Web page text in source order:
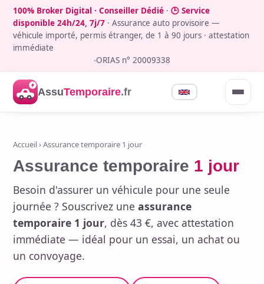
100% Broker Digital · Conseiller Dédié · 🕒 Service
disponible 24h/24, 7j/7 · Assurance auto provisoire —
véhicule importé, permis étranger, de 1 à 90 jours · attestation
immédiate
ORIAS n° 20009338
AssuTemporaire.fr
Accueil› Assurance temporaire 1 jour
Assurance temporaire 1 jour
Besoin d'assurer un véhicule pour une seule
journée ? Souscrivez une assurance
temporaire 1 jour, dès 43 €, avec attestation
immédiate — idéal pour un essai, un achat ou
un convoyage.